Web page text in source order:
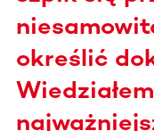
określić